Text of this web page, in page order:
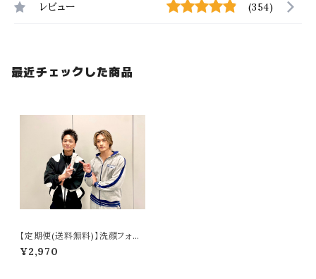
レビュー (354)
最近チェックした商品
【定期便(送料無料)】洗顔フォー
ム 『a』BALLISTIK BOYZ RY
UTA ＆ MASA produce
¥2,970